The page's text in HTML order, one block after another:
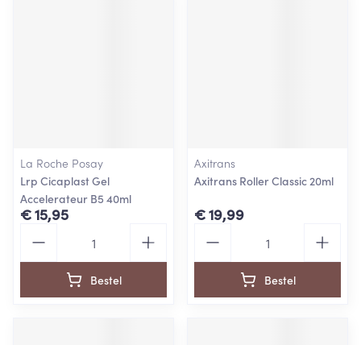
La Roche Posay
Lrp Cicaplast Gel
Accelerateur B5 40ml
€ 15,95
Bestel
Axitrans
Axitrans Roller Classic 20ml
€ 19,99
Bestel